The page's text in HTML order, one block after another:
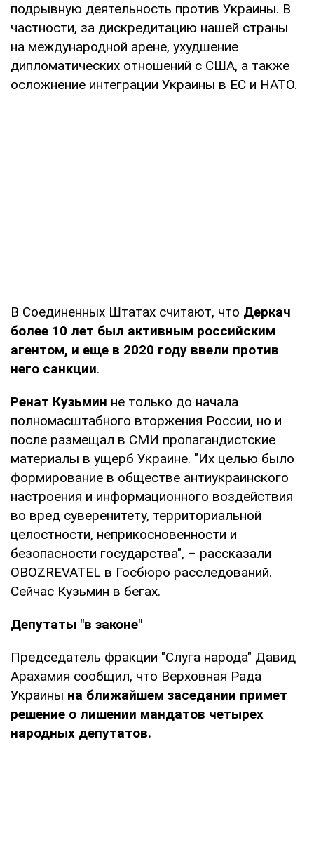
подрывную деятельность против Украины. В
частности, за дискредитацию нашей страны
на международной арене, ухудшение
дипломатических отношений с США, а также
осложнение интеграции Украины в ЕС и НАТО.
В Соединенных Штатах считают, что Деркач
более 10 лет был активным российским
агентом, и еще в 2020 году ввели против
него санкции.
Ренат Кузьмин не только до начала
полномасштабного вторжения России, но и
после размещал в СМИ пропагандистские
материалы в ущерб Украине. "Их целью было
формирование в обществе антиукраинского
настроения и информационного воздействия
во вред суверенитету, территориальной
целостности, неприкосновенности и
безопасности государства", – рассказали
OBOZREVATEL в Госбюро расследований.
Сейчас Кузьмин в бегах.
Депутаты "в законе"
Председатель фракции "Слуга народа" Давид
Арахамия сообщил, что Верховная Рада
Украины на ближайшем заседании примет
решение о лишении мандатов четырех
народных депутатов.